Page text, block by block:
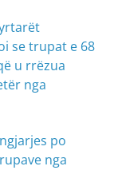
se trupat e 68
u rrëzua
nga
po
nga